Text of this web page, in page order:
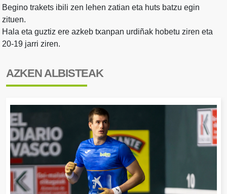
Begino trakets ibili zen lehen zatian eta huts batzu egin
zituen.
Hala eta guztiz ere azkeb txanpan urdiñak hobetu ziren eta
20-19 jarri ziren.
AZKEN ALBISTEAK